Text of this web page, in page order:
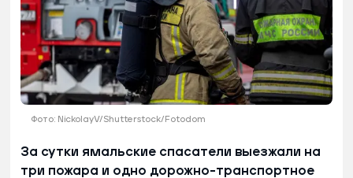
Фото: NickolayV/Shutterstock/Fotodom
За сутки ямальские спасатели выезжали на
три пожара и одно дорожно-транспортное